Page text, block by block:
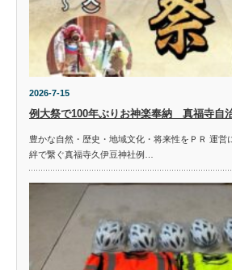
2026-7-15
例大祭で100年ぶりお神楽奉納 真福寺自
豊かな自然・歴史・地域文化・将来性をＰＲ 運営
絆で繋ぐ真福寺久伊豆神社例…